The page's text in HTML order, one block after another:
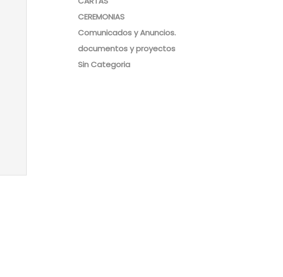
CEREMONIAS
Comunicados y Anuncios.
documentos y proyectos
Sin Categoria